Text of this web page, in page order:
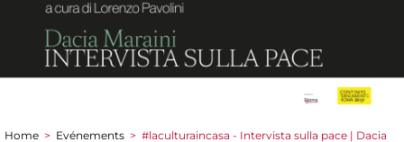
Home > Evénements > #laculturaincasa - Intervista sulla pace | Dacia